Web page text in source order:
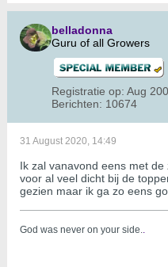
belladonna
Guru of all Growers
Registratie op: Aug
Berichten: 10674
31 August 2020, 14:49
Ik zal vanavond eens met
voor al veel dicht bij de
gezien maar ik ga zo eens
God was never on your side..